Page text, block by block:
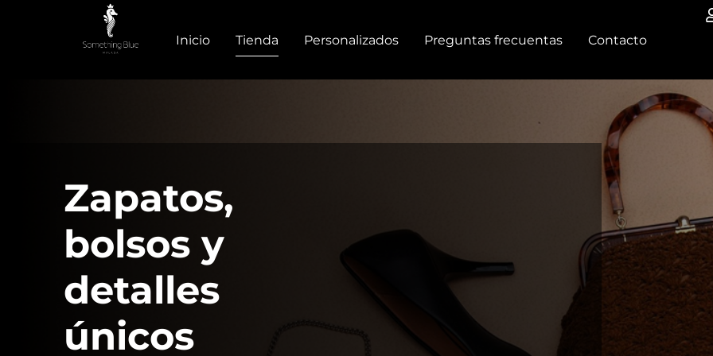
Inicio Tienda Personalizados Preguntas frecuentas Contacto
Zapatos,
bolsos y
detalles
únicos